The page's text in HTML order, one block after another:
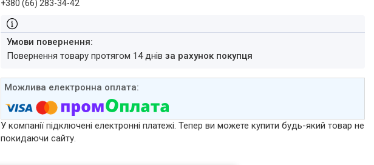
+380 (66) 283-34-42
повернення товару протягом 14 днівза рахунок покупця
У компанії підключені електронні платежі. Тепер ви можете купити будь-який товар не
покидаючи сайту.